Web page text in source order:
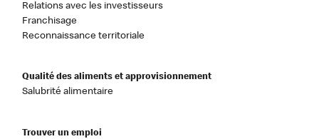
Relations avec les investisseurs
Franchisage
Reconnaissance territoriale
Qualité des aliments et approvisionnement
Salubrité alimentaire
Trouver un emploi